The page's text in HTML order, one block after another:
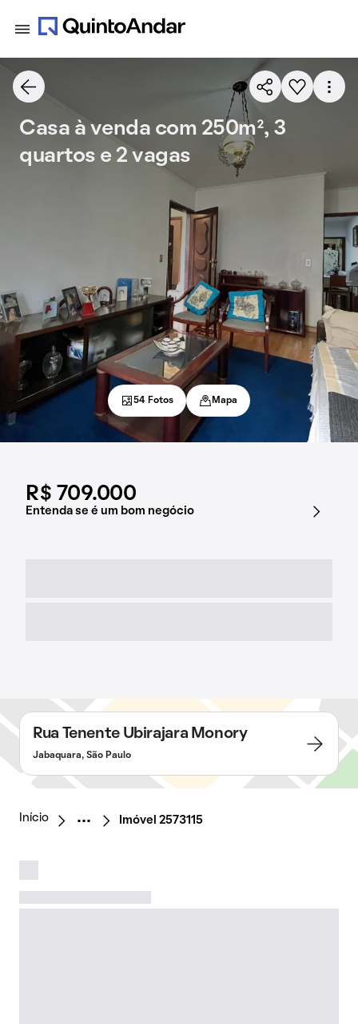
R$ 709.000
Entenda se é um bom negócio
Casa à venda com 250m², 3
quartos e 2 vagas
54 Fotos Mapa
Rua Tenente Ubirajara Monory
Jabaquara, São Paulo
Início Imóvel 2573115